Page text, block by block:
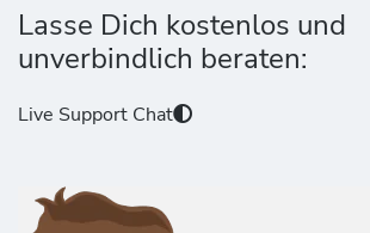
Lasse Dich kostenlos und
unverbindlich beraten:
Live Support Chat